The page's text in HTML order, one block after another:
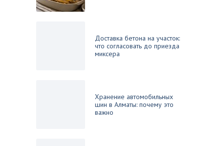
Доставка бетона на участок:
что согласовать до приезда
миксера
Хранение автомобильных
шин в Алматы: почему это
важно